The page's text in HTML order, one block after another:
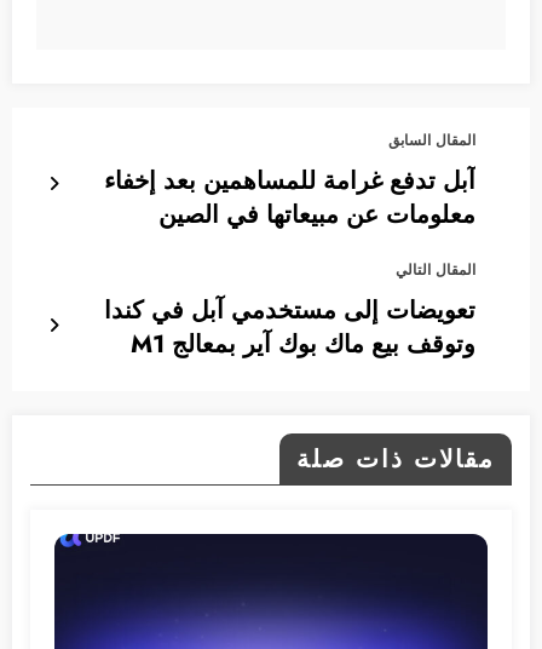
المقال السابق
آبل تدفع غرامة للمساهمين بعد إخفاء
معلومات عن مبيعاتها في الصين
المقال التالي
تعويضات إلى مستخدمي آبل في كندا
وتوقف بيع ماك بوك آير بمعالج M1
مقالات ذات صلة